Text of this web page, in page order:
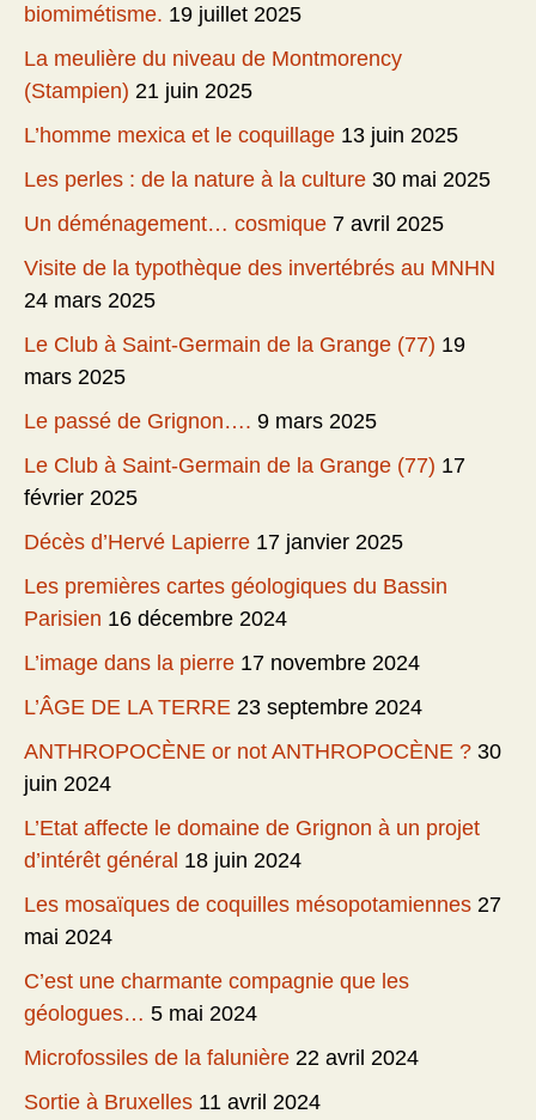
biomimétisme. 19 juillet 2025
La meulière du niveau de Montmorency
(Stampien) 21 juin 2025
L’homme mexica et le coquillage 13 juin 2025
Les perles : de la nature à la culture 30 mai 2025
Un déménagement… cosmique 7 avril 2025
Visite de la typothèque des invertébrés au MNHN
24 mars 2025
Le Club à Saint-Germain de la Grange (77) 19
mars 2025
Le passé de Grignon…. 9 mars 2025
Le Club à Saint-Germain de la Grange (77) 17
février 2025
Décès d’Hervé Lapierre 17 janvier 2025
Les premières cartes géologiques du Bassin
Parisien 16 décembre 2024
L’image dans la pierre 17 novembre 2024
L’ÂGE DE LA TERRE 23 septembre 2024
ANTHROPOCÈNE or not ANTHROPOCÈNE ? 30
juin 2024
L’Etat affecte le domaine de Grignon à un projet
d’intérêt général 18 juin 2024
Les mosaïques de coquilles mésopotamiennes 27
mai 2024
C’est une charmante compagnie que les
géologues… 5 mai 2024
Microfossiles de la falunière 22 avril 2024
Sortie à Bruxelles 11 avril 2024